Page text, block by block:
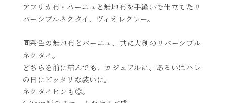
アフリカ布・パーニュと無地布を手縫いで仕立てたリ
バーシブルネクタイ、ヴィオレクレー。
同系色の無地布とパーニュ、共に大剣のリバーシブル
ネクタイ。
どちらを前に結んでも、カジュアルに、あるいはハレ
の日にピッタリな装いに。
ネクタイピンも◎。